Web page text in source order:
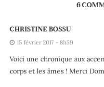
6
CHRISTINE BOSSU
15 février 2017 - 8h59
Voici une chronique aux
corps et les âmes ! Merci